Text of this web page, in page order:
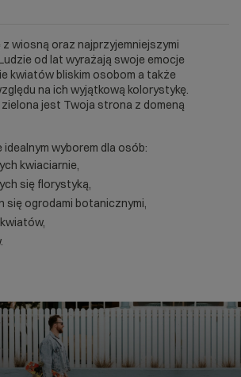
wiosną oraz najprzyjemniejszymi
od lat wyrażają swoje emocje
kwiatów bliskim osobom a także
na ich wyjątkową kolorystykę.
zielona jest Twoja strona z domeną
idealnym wyborem dla osób:
kwiaciarnie,
się florystyką,
się ogrodami botanicznymi,